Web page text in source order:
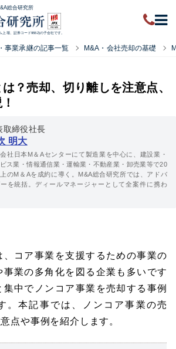
総合研究所
場、証券コード9552)の子会社です。
事業承継の記事一覧 M&A・会社売却の基礎
？売却、切り離しを注意点、
取締役社長
明大
社日本M＆Aセンターにて製造業を中心に、建設業・
ス業・情報通信業・運輸業・不動産業・卸売業等で20
のM＆Aを成約に導く。M&A総合研究所では、アドバ
を統括。ディールマネージャーとして全案件に携わ
、コア事業を支援するための事業の
事業の多角化を図る企業も多いです
中でノンコア事業を売却する事例
。本記事では、ノンコア事業の売
点や事例を紹介します。